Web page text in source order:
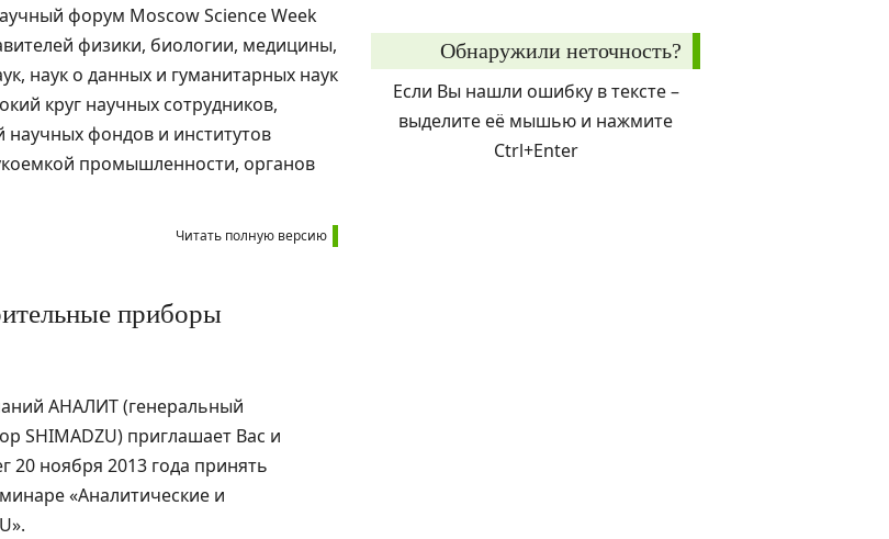
форум Moscow Science Week
физики, биологии, медицины,
наук о данных и гуманитарных наук
круг научных сотрудников,
фондов и институтов
промышленности, органов
Читать полную версию
приборы
АНАЛИТ (генеральный
SHIMADZU) приглашает Вас и
20 ноября 2013 года принять
«Аналитические и
Обнаружили неточность?
Если Вы нашли ошибку в тексте –
выделите её мышью и нажмите
Ctrl+Enter